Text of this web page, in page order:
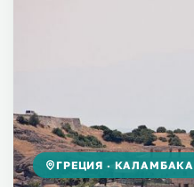
ГРЕЦИЯ · КАЛАМБАКА